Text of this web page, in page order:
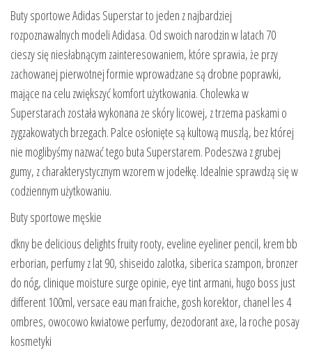
Buty sportowe Adidas Superstar to jeden z najbardziej
rozpoznawalnych modeli Adidasa. Od swoich narodzin w latach 70
cieszy się niesłabnącym zainteresowaniem, które sprawia, że przy
zachowanej pierwotnej formie wprowadzane są drobne poprawki,
mające na celu zwiększyć komfort użytkowania. Cholewka w
Superstarach została wykonana ze skóry licowej, z trzema paskami o
zygzakowatych brzegach. Palce osłonięte są kultową muszlą, bez której
nie moglibyśmy nazwać tego buta Superstarem. Podeszwa z grubej
gumy, z charakterystycznym wzorem w jodełkę. Idealnie sprawdzą się w
codziennym użytkowaniu.
Buty sportowe męskie
dkny be delicious delights fruity rooty, eveline eyeliner pencil, krem bb
erborian, perfumy z lat 90, shiseido zalotka, siberica szampon, bronzer
do nóg, clinique moisture surge opinie, eye tint armani, hugo boss just
different 100ml, versace eau man fraiche, gosh korektor, chanel les 4
ombres, owocowo kwiatowe perfumy, dezodorant axe, la roche posay
kosmetyki